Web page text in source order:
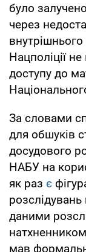
було
через
Нацполіції
доступу до
За словами
для обшуків
досудового
НАБУ на
як раз є
даними
мав